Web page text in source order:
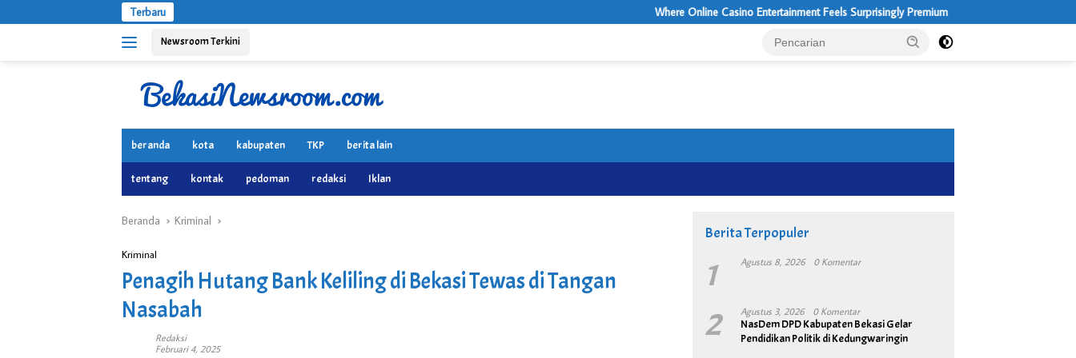
ke
Terbaru Where Online Casino Entertainment Feels Surprisingly Premium
Newsroom Terkini
beranda kota kabupaten TKP berita lain
tentang kontak pedoman redaksi Iklan
Beranda Kriminal
Kriminal
Penagih Hutang Bank Keliling di Bekasi Tewas di Tangan
Nasabah
Redaksi
Februari 4, 2025
Berita Terpopuler
1 Agustus 8, 2026 0 Komentar
2 Agustus 3, 2026 0 Komentar
NasDem DPD Kabupaten Bekasi Gelar
Pendidikan Politik di Kedungwaringin